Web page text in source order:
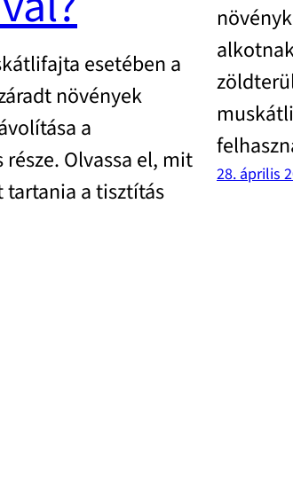
esetében a
növények
a
Olvassa el, mit
tartania a tisztítás
28. április